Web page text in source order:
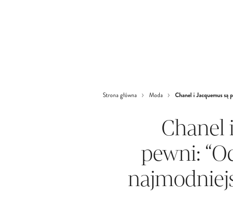
Strona główna Moda Chanel i Jacquemus są
Chanel
pewni: